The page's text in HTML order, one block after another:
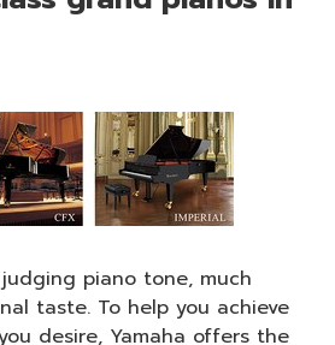
piano tone, much
taste. To help you achieve
desire, Yamaha offers the